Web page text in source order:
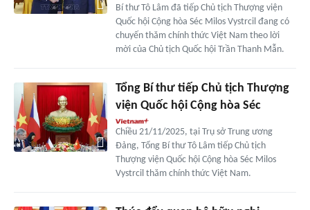
Bí thư Tô Lâm đã tiếp Chủ tịch Thượng viện
Quốc hội Cộng hòa Séc Milos Vystrcil đang có
chuyến thăm chính thức Việt Nam theo lời
mời của Chủ tịch Quốc hội Trần Thanh Mẫn.
Tổng Bí thư tiếp Chủ tịch Thượng
viện Quốc hội Cộng hòa Séc
Chiều 21/11/2025, tại Trụ sở Trung ương
Đảng, Tổng Bí thư Tô Lâm tiếp Chủ tịch
Thượng viện Quốc hội Cộng hòa Séc Milos
Vystrcil thăm chính thức Việt Nam.